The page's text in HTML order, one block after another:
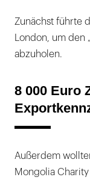
Zunächst führte
London, um den
abzuholen.
8 000 Euro
Außerdem
Mongolia